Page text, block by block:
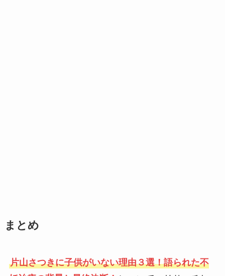
まとめ
片山さつきに子供がいない理由３選！語られた不